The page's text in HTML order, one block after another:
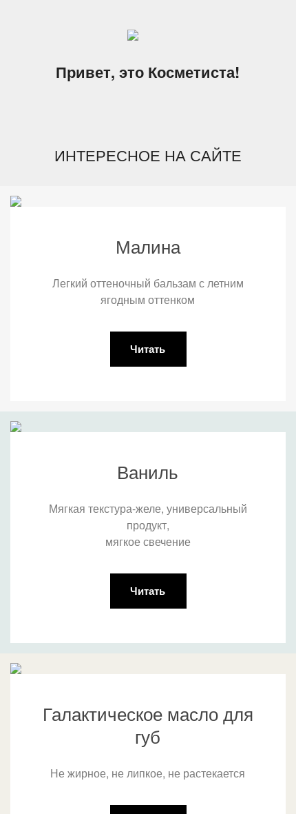
Привет, это Косметиста!
ИНТЕРЕСНОЕ НА САЙТЕ
Малина
Легкий оттеночный бальзам с летним
ягодным оттенком
Читать
Ваниль
Мягкая текстура-желе, универсальный
продукт,
мягкое свечение
Читать
Галактическое масло для
губ
Не жирное, не липкое, не растекается